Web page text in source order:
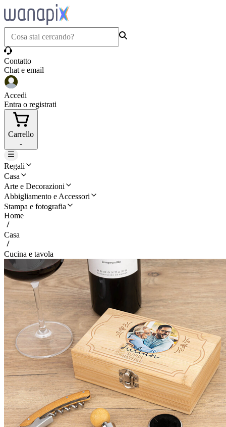
Contatto
Chat e email
Accedi
Entra o registrati
Carrello
-
Regali
Casa
Arte e Decorazioni
Abbigliamento e Accessori
Stampa e fotografia
Home
Casa
Cucina e tavola